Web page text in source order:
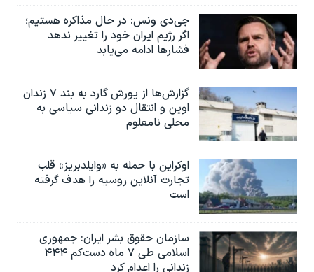
جی‌دی ونس: در حال مذاکره هستیم؛
اگر رژیم ایران خود را تغییر ندهد
فشارها ادامه می‌یابد
گزارش‌ها از یورش گارد به بند ۷ زندان
اوین و انتقال دو زندانی سیاسی به
محلی نامعلوم
اوکراین با حمله به «وایلدبریز» قلب
تجارت آنلاین روسیه را هدف گرفته
است
سازمان حقوق بشر ایران: جمهوری
اسلامی طی ۷ ماه دست‌کم ۴۴۴
زندانی را اعدام کرد